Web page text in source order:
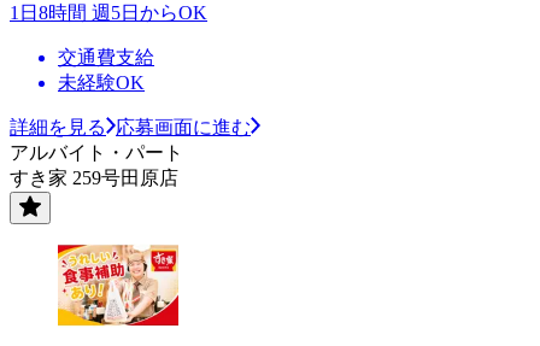
1日8時間 週5日からOK
交通費支給
未経験OK
詳細を見る
応募画面に進む
アルバイト・パート
すき家 259号田原店